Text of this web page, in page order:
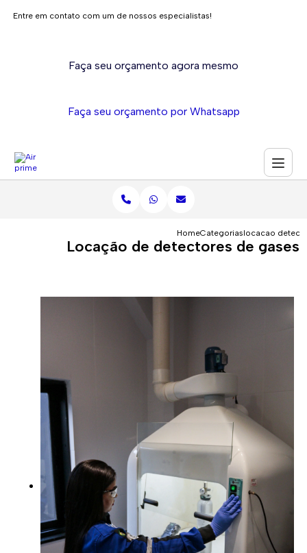
Entre em contato com um de nossos especialistas!
Faça seu orçamento agora mesmo
Faça seu orçamento por Whatsapp
HomeCategoriaslocacao
Locação de detectores de gases